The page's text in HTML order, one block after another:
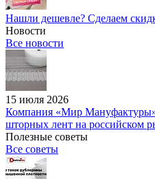
Нашли дешевле? Сделаем
Новости
Все новости
15 июля 2026
Компания «Мир
шторных лент на российском
Полезные советы
Все советы